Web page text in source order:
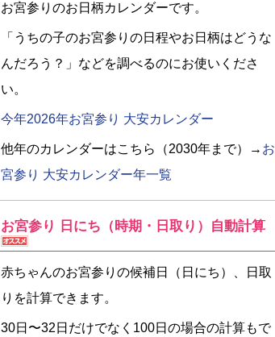
お宮参りのお日柄カレンダーです。
「うちの子のお宮参りの日程やお日柄はどうな
んだろう？」などを調べるのにお使いくださ
い。
今年2026年お宮参り 大安カレンダー
他年のカレンダーはこちら（2030年まで）→ お
宮参り 大安カレンダー年一覧
お宮参り 日にち（時期・日取り）自動計算
赤ちゃんのお宮参りの候補日（日にち）、日取
りを計算できます。
30日〜32日だけでなく100日の場合の計算もで